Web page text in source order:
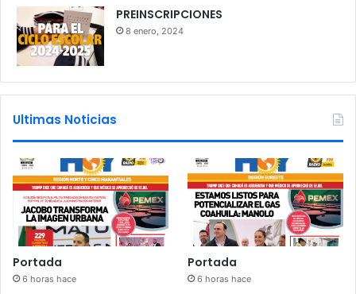
PREINSCRIPCIONES
8 enero, 2024
Ultimas Noticias
Portada
6 horas hace
Portada
6 horas hace